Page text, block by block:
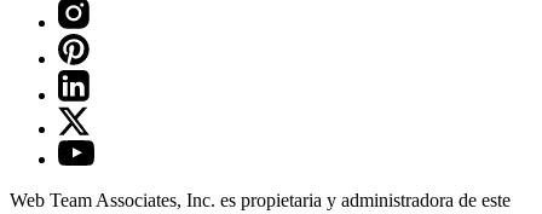
Web Team Associates, Inc. es propietaria y administradora de este